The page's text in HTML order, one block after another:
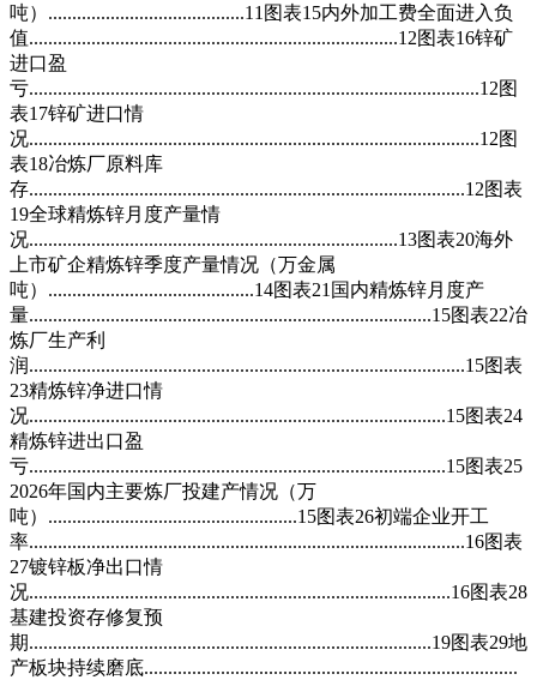
吨）.........................................11图表15内外加工费全面进入负
值.............................................................................12图表16锌矿
进口盈
亏..............................................................................................12图
表17锌矿进口情
况..............................................................................................12图
表18冶炼厂原料库
存...........................................................................................12图表
19全球精炼锌月度产量情
况.............................................................................13图表20海外
上市矿企精炼锌季度产量情况（万金属
吨）...........................................14图表21国内精炼锌月度产
量....................................................................................15图表22冶
炼厂生产利
润...........................................................................................15图表
23精炼锌净进口情
况.......................................................................................15图表24
精炼锌进出口盈
亏.......................................................................................15图表25
2026年国内主要炼厂投建产情况（万
吨）....................................................15图表26初端企业开工
率...........................................................................................16图表
27镀锌板净出口情
况........................................................................................16图表28
基建投资存修复预
期....................................................................................19图表29地
产板块持续磨底..............................................................................